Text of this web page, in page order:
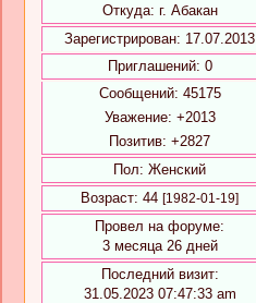
Откуда: г. Абакан
Зарегистрирован: 17.07.2013
Приглашений: 0
Сообщений: 45175
Уважение: +2013
Позитив: +2827
Пол: Женский
Возраст: 44 [1982-01-19]
Провел на форуме:
3 месяца 26 дней
Последний визит:
31.05.2023 07:47:33 am